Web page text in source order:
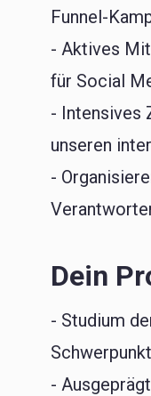
Funnel-
- Aktives
für Social
- Intensives
unseren
-
Dein
- Studium
-